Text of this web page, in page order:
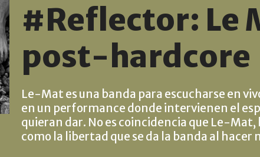
#Reflector: Le
post-hardcore
Le-Mat es una banda para escucharse en
en un performance donde intervienen el
quieran dar. No es coincidencia que Le-
como la libertad que se da la banda al hacer